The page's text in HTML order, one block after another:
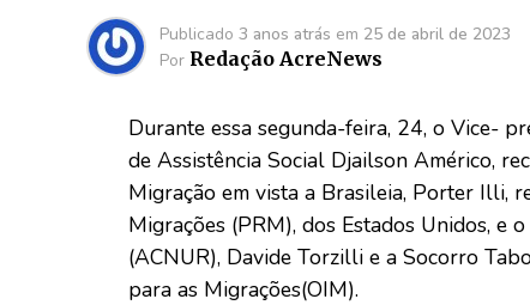
Publicado 3 anos atrás em 25 de abril de 2023
Por Redação AcreNews
Durante essa segunda-feira, 24, o Vice-
de Assistência Social Djailson Américo,
Migração em vista a Brasileia, Porter Illi,
Migrações (PRM), dos Estados Unidos, e
(ACNUR), Davide Torzilli e a Socorro
para as Migrações(OIM).